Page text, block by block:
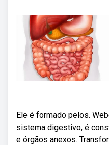
Ele é formado pelos.
sistema digestivo, é
e órgãos anexos.